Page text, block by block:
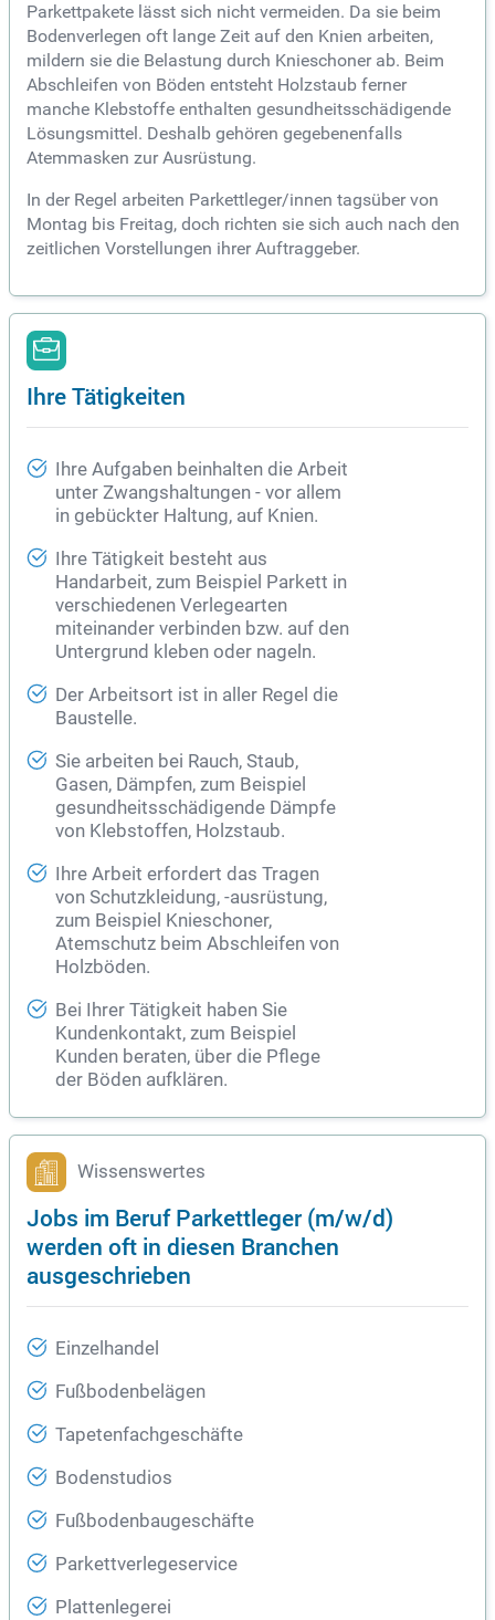
Parkettpakete lässt sich nicht vermeiden. Da sie beim
Bodenverlegen oft lange Zeit auf den Knien arbeiten,
mildern sie die Belastung durch Knieschoner ab. Beim
Abschleifen von Böden entsteht Holzstaub ferner
manche Klebstoffe enthalten gesundheitsschädigende
Lösungsmittel. Deshalb gehören gegebenenfalls
Atemmasken zur Ausrüstung.
In der Regel arbeiten Parkettleger/innen tagsüber von
Montag bis Freitag, doch richten sie sich auch nach den
zeitlichen Vorstellungen ihrer Auftraggeber.
Ihre Tätigkeiten
Ihre Aufgaben beinhalten die Arbeit
unter Zwangshaltungen - vor allem
in gebückter Haltung, auf Knien.
Ihre Tätigkeit besteht aus
Handarbeit, zum Beispiel Parkett in
verschiedenen Verlegearten
miteinander verbinden bzw. auf den
Untergrund kleben oder nageln.
Der Arbeitsort ist in aller Regel die
Baustelle.
Sie arbeiten bei Rauch, Staub,
Gasen, Dämpfen, zum Beispiel
gesundheitsschädigende Dämpfe
von Klebstoffen, Holzstaub.
Ihre Arbeit erfordert das Tragen
von Schutzkleidung, -ausrüstung,
zum Beispiel Knieschoner,
Atemschutz beim Abschleifen von
Holzböden.
Bei Ihrer Tätigkeit haben Sie
Kundenkontakt, zum Beispiel
Kunden beraten, über die Pflege
der Böden aufklären.
Wissenswertes
Jobs im Beruf Parkettleger (m/w/d)
werden oft in diesen Branchen
ausgeschrieben
Einzelhandel
Fußbodenbelägen
Tapetenfachgeschäfte
Bodenstudios
Fußbodenbaugeschäfte
Parkettverlegeservice
Plattenlegerei